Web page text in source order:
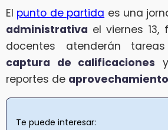
El punto de partida es una
administrativa el viernes
docentes atenderán
captura de calificaciones
reportes de aprovechamiento
Te puede interesar: